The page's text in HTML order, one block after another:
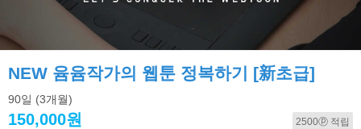
NEW 윰윰작가의 웹툰 정복하기 [新초급]
90일 (3개월)
150,000원 2500ⓟ 적립